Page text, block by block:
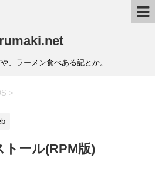
、ラーメン食べある記とか。
>
ール(RPM版)